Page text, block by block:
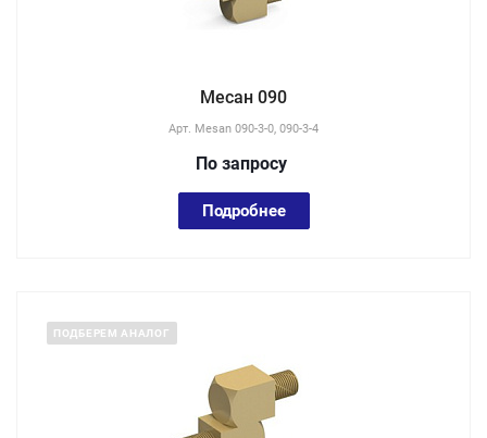
Месан 090
Арт. Mesan 090-3-0, 090-3-4
По запросу
Подробнее
ПОДБЕРЕМ АНАЛОГ